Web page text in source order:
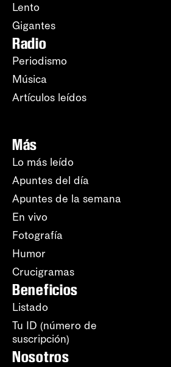
Lento
Gigantes
Radio
Periodismo
Música
Artículos leídos
Más
Lo más leído
Apuntes del día
Apuntes de la semana
En vivo
Fotografía
Humor
Crucigramas
Beneficios
Listado
Tu ID (número de
suscripción)
Nosotros